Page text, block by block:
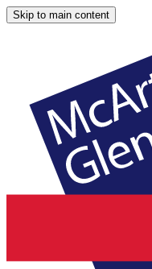
Skip to main content